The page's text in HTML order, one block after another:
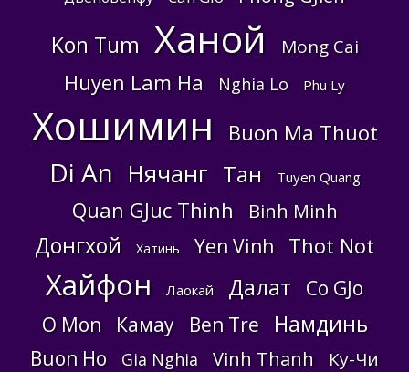
Kon Tum Ханой Mong Cai
Huyen Lam Ha Nghia Lo Phu Ly
Хошимин Buon Ma Thuot
Di An Нячанг Тан Tuyen Quang
Quan GJuc Thinh Binh Minh
Донгхой Хатинь Yen Vinh Thot Not
Хайфон Лаокай Далат
Co GJo
O Mon
Камау Ben Tre Намдинь
Buon Ho Gia Nghia Vinh Thanh Ку-Чи